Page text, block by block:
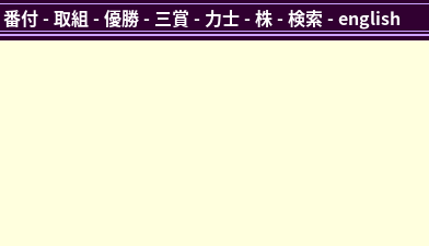
番付-取組 -優勝- 三賞 - 力士-株-検索 -english